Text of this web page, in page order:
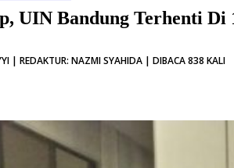
UIN Bandung Terhenti Di
| REDAKTUR: NAZMI SYAHIDA | DIBACA 838 KALI